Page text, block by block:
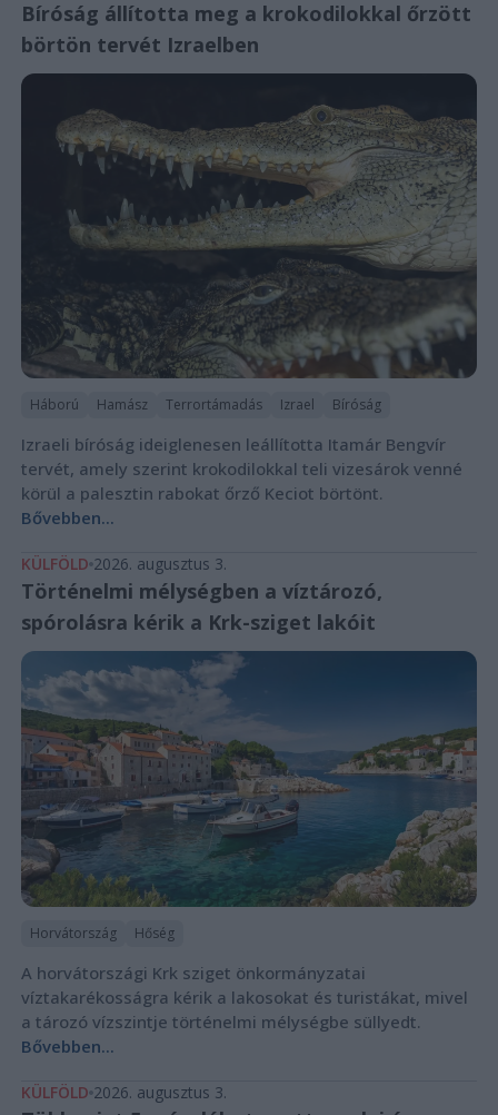
Bíróság állította meg a krokodilokkal őrzött
börtön tervét Izraelben
Háború Hamász Terrortámadás Izrael Bíróság
Izraeli bíróság ideiglenesen leállította Itamár Bengvír
tervét, amely szerint krokodilokkal teli vizesárok venné
körül a palesztin rabokat őrző Keciot börtönt.
Bővebben...
KÜLFÖLD 2026. augusztus 3.
Történelmi mélységben a víztározó,
spórolásra kérik a Krk-sziget lakóit
Horvátország Hőség
A horvátországi Krk sziget önkormányzatai
víztakarékosságra kérik a lakosokat és turistákat, mivel
a tározó vízszintje történelmi mélységbe süllyedt.
Bővebben...
KÜLFÖLD 2026. augusztus 3.